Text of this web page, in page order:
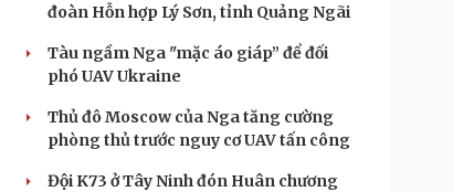
đoàn Hỗn hợp Lý Sơn, tỉnh Quảng Ngãi
Tàu ngầm Nga "mặc áo giáp” để đối
phó UAV Ukraine
Thủ đô Moscow của Nga tăng cường
phòng thủ trước nguy cơ UAV tấn công
Đội K73 ở Tây Ninh đón Huân chương